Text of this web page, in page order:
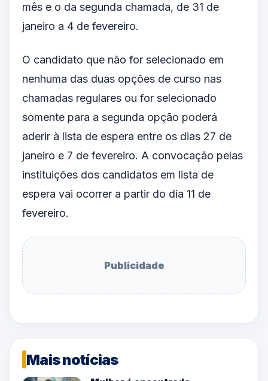
mês e o da segunda chamada, de 31 de
janeiro a 4 de fevereiro.
O candidato que não for selecionado em
nenhuma das duas opções de curso nas
chamadas regulares ou for selecionado
somente para a segunda opção poderá
aderir à lista de espera entre os dias 27 de
janeiro e 7 de fevereiro. A convocação pelas
instituições dos candidatos em lista de
espera vai ocorrer a partir do dia 11 de
fevereiro.
Publicidade
Mais notícias